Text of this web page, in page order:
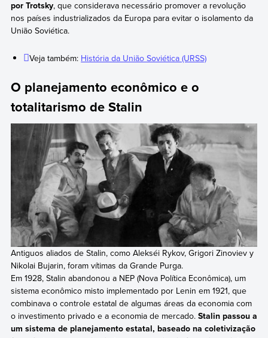
por Trotsky, que considerava necessário promover a revolução
nos países industrializados da Europa para evitar o isolamento da
União Soviética.
Veja também: História da União Soviética (URSS)
O planejamento econômico e o
totalitarismo de Stalin
Antiguos aliados de Stalin, como Alekséi Rykov, Grigori Zinoviev y
Nikolai Bujarin, foram vítimas da Grande Purga.
Em 1928, Stalin abandonou a NEP (Nova Política Econômica), um
sistema econômico misto implementado por Lenin em 1921, que
combinava o controle estatal de algumas áreas da economia com
o investimento privado e a economia de mercado. Stalin passou a
um sistema de planejamento estatal, baseado na coletivização